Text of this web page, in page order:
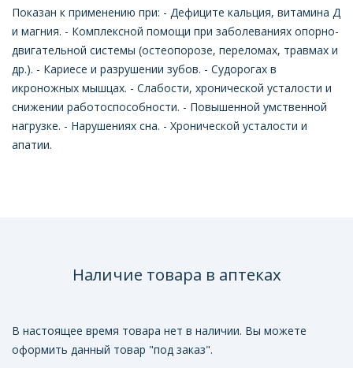
Показан к применению при: - Дефиците кальция, витамина Д
и магния. - Комплексной помощи при заболеваниях опорно-
двигательной системы (остеопорозе, переломах, травмах и
др.). - Кариесе и разрушении зубов. - Судорогах в
икроножных мышцах. - Слабости, хронической усталости и
снижении работоспособности. - Повышенной умственной
нагрузке. - Нарушениях сна. - Хронической усталости и
апатии.
Наличие товара в аптеках
В настоящее время товара нет в наличии. Вы можете
оформить данный товар "под заказ".